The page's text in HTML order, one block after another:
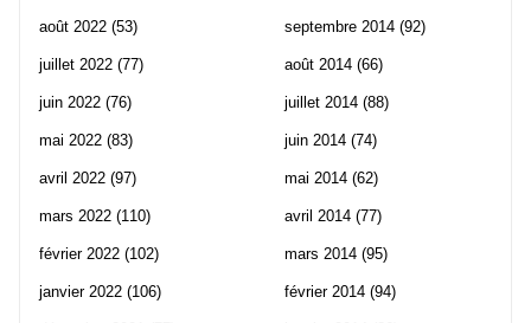
août 2022 (53)
juillet 2022 (77)
juin 2022 (76)
mai 2022 (83)
avril 2022 (97)
mars 2022 (110)
février 2022 (102)
janvier 2022 (106)
septembre 2014 (92)
août 2014 (66)
juillet 2014 (88)
juin 2014 (74)
mai 2014 (62)
avril 2014 (77)
mars 2014 (95)
février 2014 (94)